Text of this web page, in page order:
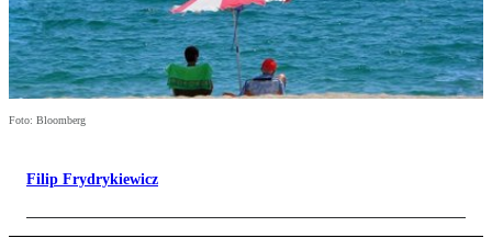
Foto: Bloomberg
Filip Frydrykiewicz